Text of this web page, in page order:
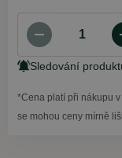
Sledování
*Cena platí při nákupu
se mohou ceny mírně